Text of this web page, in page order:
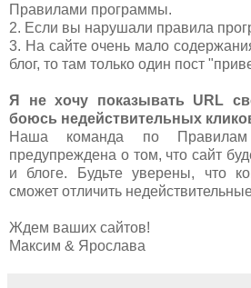
Правилами программы.
2. Если вы нарушали правила
3. На сайте очень мало
блог, то там только один пост
Я не хочу показывать URL
боюсь недействительных
Наша команда по Правилам
предупреждена о том, что сайт
и блоге. Будьте уверены, что
сможет отличить
Ждем ваших сайтов!
Максим & Ярослава